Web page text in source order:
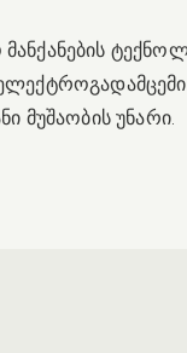
მუშაობის უნარი.